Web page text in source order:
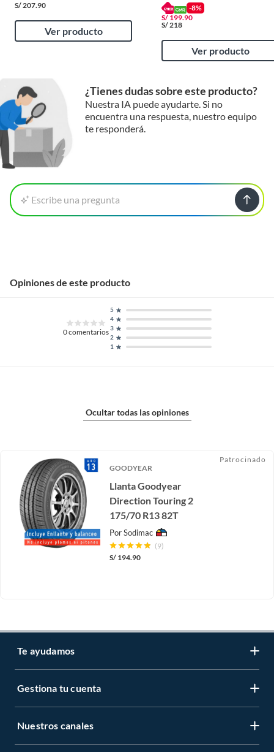
S/207.90
Ver producto
-8%
S/ 199.90
S/218
Ver producto
¿Tienes dudas sobre este producto?
Nuestra IA puede ayudarte. Si no
encuentra una respuesta, nuestro equipo
te responderá.
Escribe una pregunta
Opiniones de este producto
0comentarios
1
2
3
4
5
Ocultar todas las opiniones
GOODYEAR
Llanta Goodyear
Direction Touring 2
175/70 R13 82T
PorSodimac
(9)
S/ 194.90
Patrocinado
Te ayudamos
LIbro de reclamaciones
Gestiona tu cuenta
Mi cuenta
Nuestros canales